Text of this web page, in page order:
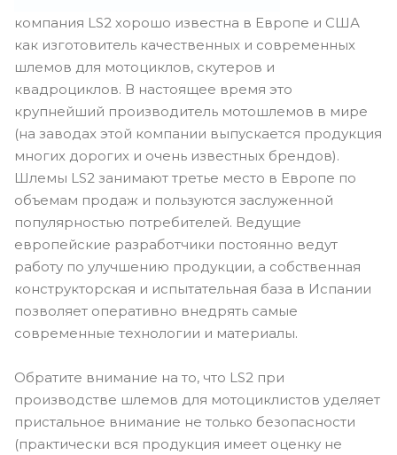
компания LS2 хорошо известна в Европе и США
как изготовитель качественных и современных
шлемов для мотоциклов, скутеров и
квадроциклов. В настоящее время это
крупнейший производитель мотошлемов в мире
(на заводах этой компании выпускается продукция
многих дорогих и очень известных брендов).
Шлемы LS2 занимают третье место в Европе по
объемам продаж и пользуются заслуженной
популярностью потребителей. Ведущие
европейские разработчики постоянно ведут
работу по улучшению продукции, а собственная
конструкторская и испытательная база в Испании
позволяет оперативно внедрять самые
современные технологии и материалы.
Обратите внимание на то, что LS2 при
производстве шлемов для мотоциклистов уделяет
пристальное внимание не только безопасности
(практически вся продукция имеет оценку не